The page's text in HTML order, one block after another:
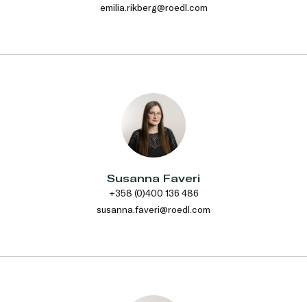
emilia.rikberg@roedl.com
Susanna Faveri
+358 (0)400 136 486
susanna.faveri@roedl.com